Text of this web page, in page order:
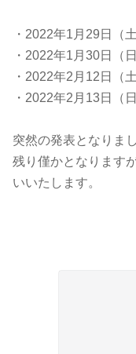
・2022年1月29日（土
・2022年1月30日（日
・2022年2月12日（土
・2022年2月13日（日
突然の発表となりま
残り僅かとなります
いいたします。